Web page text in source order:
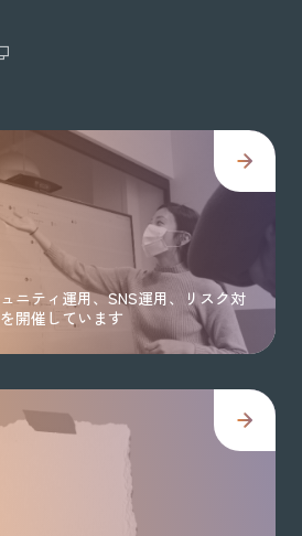
ニティ運用、SNS運用、リスク対
開催しています